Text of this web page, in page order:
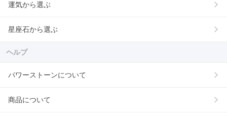
運気から選ぶ
星座石から選ぶ
ヘルプ
パワーストーンについて
商品について